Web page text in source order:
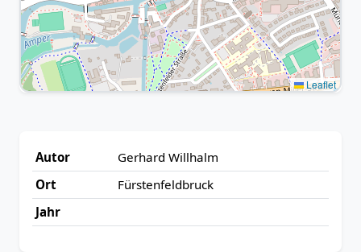
Leaflet
Autor
Gerhard Willhalm
Ort
Fürstenfeldbruck
Jahr